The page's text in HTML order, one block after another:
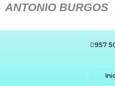
ANTONIO BURGOS
957